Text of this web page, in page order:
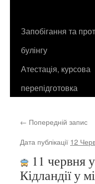
Запобігання та
булінгу
Атестація, курсова
перепідготовка
← Попередній запис
Дата публікації 12
11 червня
Кідландії у